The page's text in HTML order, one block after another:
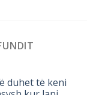
duhet të keni